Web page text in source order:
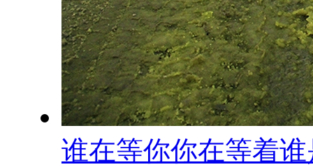
谁在等你你在等着